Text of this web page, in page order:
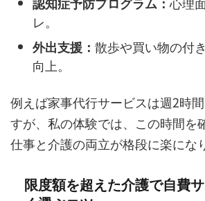
レ。
外出支援： 散歩や買い物の付
向上。
例えば家事代行サービスは週2時
すが、私の体験では、この時間を
仕事と介護の両立が格段に楽にな
限度額を超えた介護で自費